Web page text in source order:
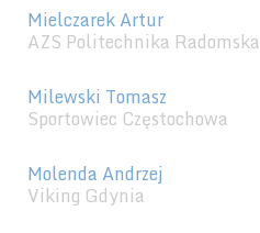
Mielczarek Artur
AZS Politechnika Radomska
Milewski Tomasz
Sportowiec Częstochowa
Molenda Andrzej
Viking Gdynia